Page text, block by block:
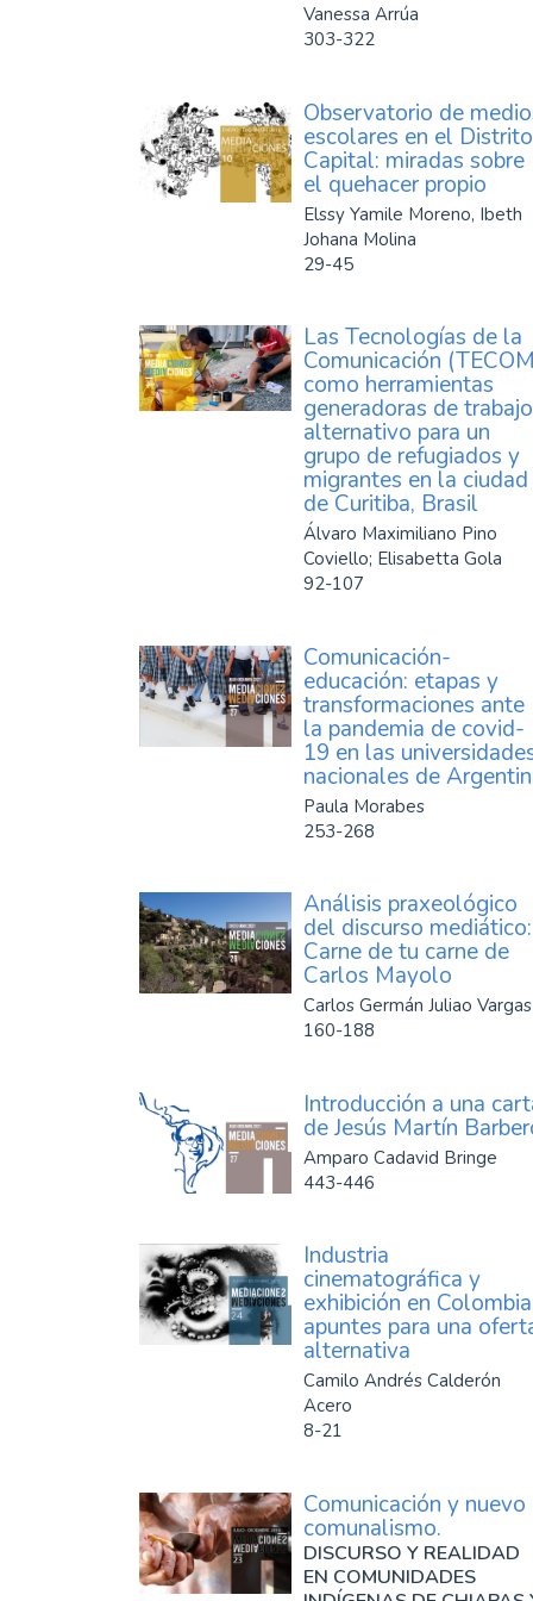
Vanessa Arrúa
303-322
Observatorio de
escolares en el Distrito
Capital: miradas sobre
el quehacer propio
Elssy Yamile Moreno, Ibeth
Johana Molina
29-45
Las Tecnologías de la
Comunicación
como herramientas
generadoras de trabajo
alternativo para un
grupo de refugiados y
migrantes en la ciudad
de Curitiba, Brasil
Álvaro Maximiliano Pino
Coviello; Elisabetta Gola
92-107
Comunicación-
educación: etapas y
transformaciones ante
la pandemia de covid-
19 en las
nacionales de
Paula Morabes
253-268
Análisis praxeológico
del discurso mediático:
Carne de tu carne de
Carlos Mayolo
Carlos Germán Juliao Vargas
160-188
Introducción a una
de Jesús Martín
Amparo Cadavid Bringe
443-446
Industria
cinematográfica y
exhibición en
apuntes para una
alternativa
Camilo Andrés Calderón
Acero
8-21
Comunicación y nuevo
comunalismo.
DISCURSO Y REALIDAD
EN COMUNIDADES